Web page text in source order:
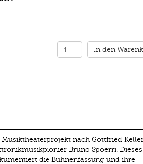
In den
nach Gottfried
Bruno Spoerri. Dieses
die Bühnenfassung und ihre